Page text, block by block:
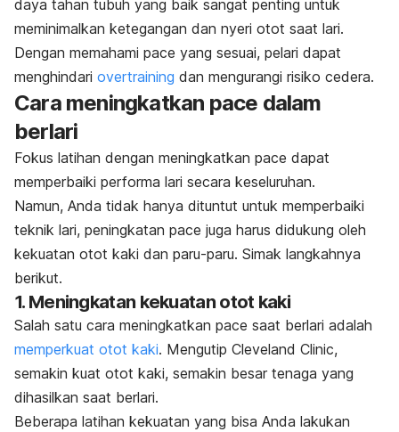
daya tahan tubuh yang baik sangat penting untuk
meminimalkan ketegangan dan nyeri otot saat lari.
Dengan memahami pace yang sesuai, pelari dapat
menghindari overtraining dan mengurangi risiko cedera.
Cara meningkatkan pace dalam
berlari
Fokus latihan dengan meningkatkan pace dapat
memperbaiki performa lari secara keseluruhan.
Namun, Anda tidak hanya dituntut untuk memperbaiki
teknik lari, peningkatan pace juga harus didukung oleh
kekuatan otot kaki dan paru-paru. Simak langkahnya
berikut.
1. Meningkatan kekuatan otot kaki
Salah satu cara meningkatkan pace saat berlari adalah
memperkuat otot kaki. Mengutip Cleveland Clinic,
semakin kuat otot kaki, semakin besar tenaga yang
dihasilkan saat berlari.
Beberapa latihan kekuatan yang bisa Anda lakukan